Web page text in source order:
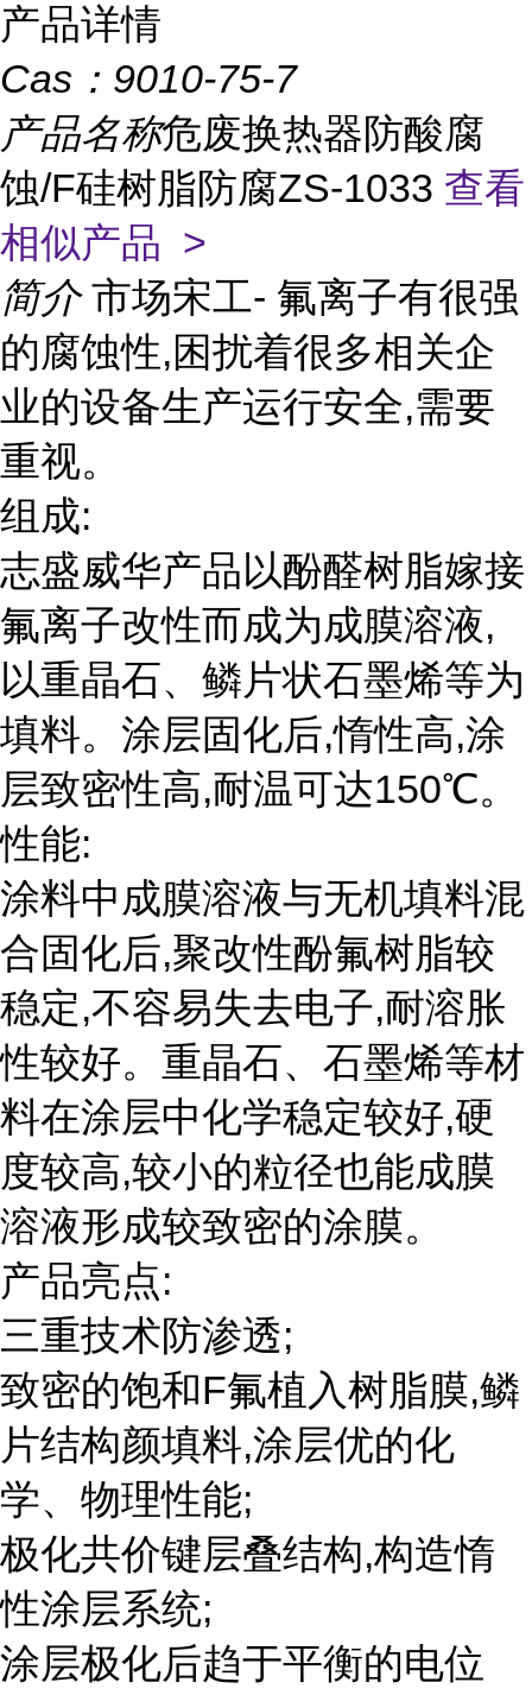
产品详情
Cas： 9010-75-7
产品名称危废换热器防酸腐
蚀/F硅树脂防腐ZS-1033 查看
相似产品 >
简介 市场宋工- 氟离子有很强
的腐蚀性,困扰着很多相关企
业的设备生产运行安全,需要
重视。
组成:
志盛威华产品以酚醛树脂嫁接
氟离子改性而成为成膜溶液,
以重晶石、鳞片状石墨烯等为
填料。涂层固化后,惰性高,涂
层致密性高,耐温可达150℃。
性能:
涂料中成膜溶液与无机填料混
合固化后,聚改性酚氟树脂较
稳定,不容易失去电子,耐溶胀
性较好。重晶石、石墨烯等材
料在涂层中化学稳定较好,硬
度较高,较小的粒径也能成膜
溶液形成较致密的涂膜。
产品亮点:
三重技术防渗透;
致密的饱和F氟植入树脂膜,鳞
片结构颜填料,涂层优的化
学、物理性能;
极化共价键层叠结构,构造惰
性涂层系统;
涂层极化后趋于平衡的电位